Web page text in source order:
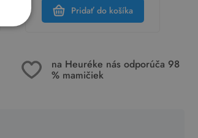
Pridať do košíka
na Heuréke nás odporúča 98
% mamičiek